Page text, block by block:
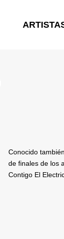
Conocido
de finales de los
Contigo El